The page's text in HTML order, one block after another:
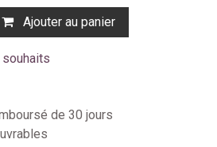
Ajouter au panier
de 30 jours